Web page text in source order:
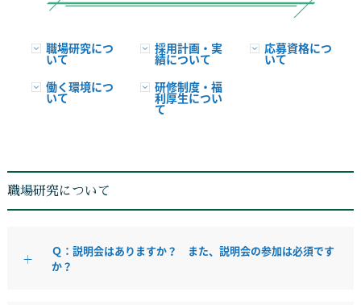
職場研究につ
いて
採用計画・実
績について
応募資格につ
いて
働く環境につ
いて
研修制度・福
利厚生につい
て
職場研究について
Ｑ：説明会はありますか？ また、説明会の参加は必須です
か？